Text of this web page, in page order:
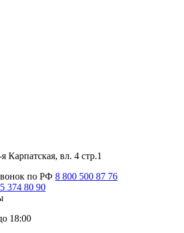
Карпатская, вл. 4 стр.1
по РФ 8 800 500 87 76
374 80 90
18:00